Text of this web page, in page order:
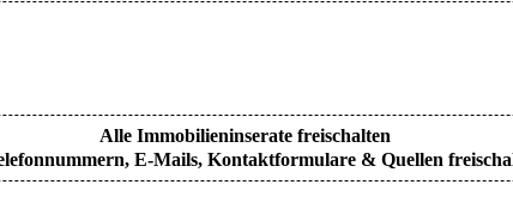
Alle Immobilieninserate freischalten
E-Mails, Kontaktformulare & Quellen